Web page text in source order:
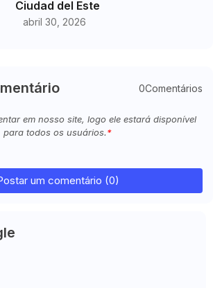
Ciudad del Este
abril 30, 2026
0Comentários
em nosso site, logo ele estará disponível
para todos os usuários.
um comentário (0)